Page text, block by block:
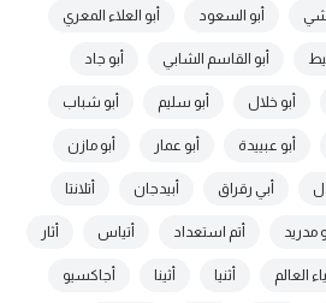
أبو السعود أبو العلاء المعري
أبو القاسم الشابي أبو جاد
أبو خلال أبو سليم أبو شباب
أبو عبييدة أبو عمار أبو مازن
أبي رقراق أبيدجان أتلانتا
مدريد أتم استعداد أتياس أثار
العالم أثنيا أثينا أجاكسيو